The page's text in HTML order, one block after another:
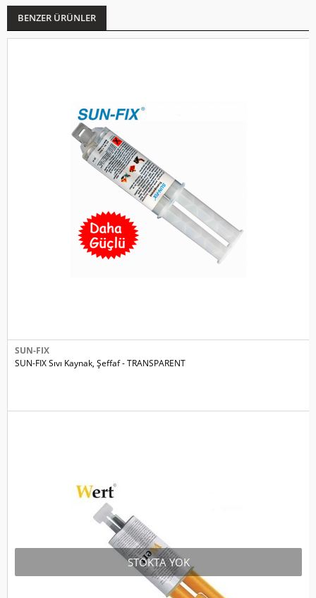
BENZER ÜRÜNLER
SUN-FIX
SUN-FIX Sıvı Kaynak, Şeffaf - TRANSPARENT
STOKTA YOK